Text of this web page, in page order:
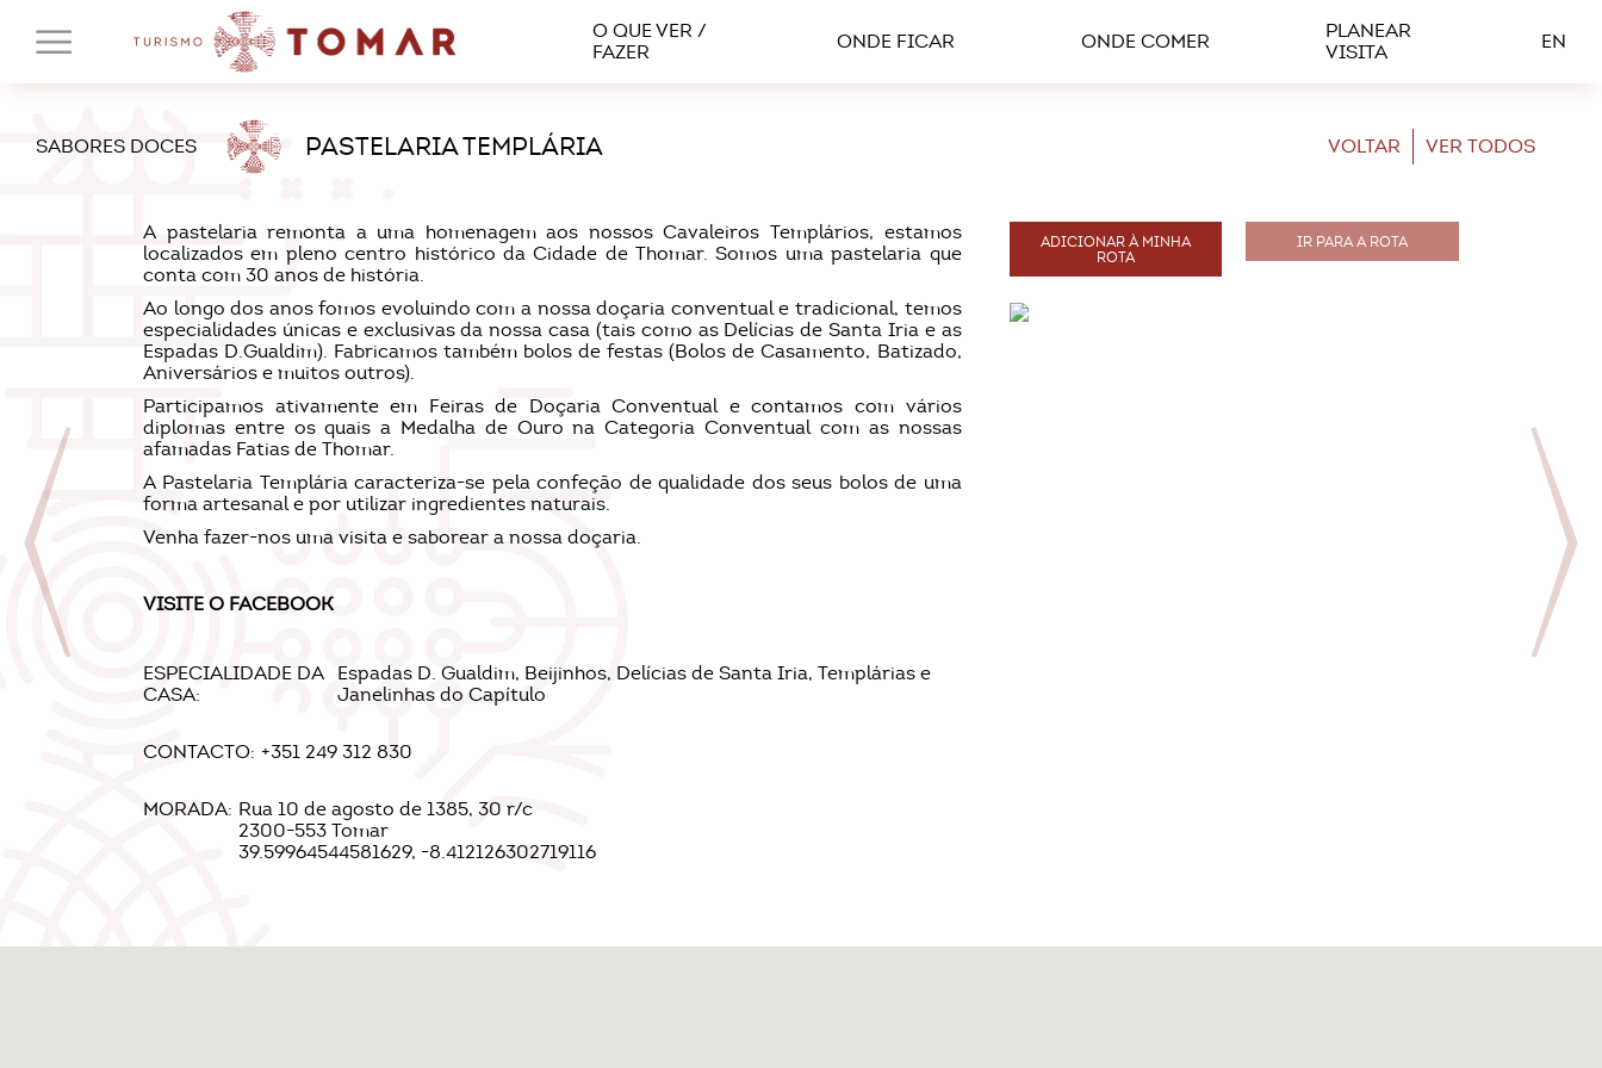
O QUE VER /
FAZER
ONDE FICAR ONDE COMER
PLANEAR
VISITA
EN
SABORES DOCES PASTELARIA TEMPLÁRIA VOLTAR VER TODOS
A pastelaria remonta a uma homenagem aos nossos Cavaleiros Templários, estamos
localizados em pleno centro histórico da Cidade de Thomar. Somos uma pastelaria que
conta com 30 anos de história.
Ao longo dos anos fomos evoluindo com a nossa doçaria conventual e tradicional, temos
especialidades únicas e exclusivas da nossa casa (tais como as Delícias de Santa Iria e as
Espadas D.Gualdim). Fabricamos também bolos de festas (Bolos de Casamento, Batizado,
Aniversários e muitos outros).
Participamos ativamente em Feiras de Doçaria Conventual e contamos com vários
diplomas entre os quais a Medalha de Ouro na Categoria Conventual com as nossas
afamadas Fatias de Thomar.
A Pastelaria Templária caracteriza-se pela confeção de qualidade dos seus bolos de uma
forma artesanal e por utilizar ingredientes naturais.
Venha fazer-nos uma visita e saborear a nossa doçaria.
VISITE O FACEBOOK
ESPECIALIDADE DA
CASA:
Espadas D. Gualdim, Beijinhos, Delícias de Santa Iria, Templárias e
Janelinhas do Capítulo
CONTACTO: +351 249 312 830
MORADA: Rua 10 de agosto de 1385, 30 r/c
2300-553 Tomar
39.59964544581629, -8.412126302719116
ADICIONAR À MINHA
ROTA
IR PARA A ROTA